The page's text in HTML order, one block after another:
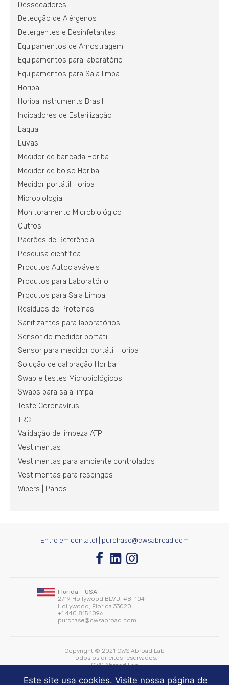
Dessecadores
Detecção de Alérgenos
Detergentes e Desinfetantes
Equipamentos de Amostragem
Equipamentos para laboratório
Equipamentos para Sala limpa
Horiba
Horiba Instruments Brasil
Indicadores de Esterilização
Laqua
Luvas
Medidor de bancada Horiba
Medidor de bolso Horiba
Medidor portátil Horiba
Microbiologia
Monitoramento Microbiológico
Outros
Padrões de Referência
Pesquisa científica
Produtos Autoclaváveis
Produtos para Laboratório
Produtos para Sala Limpa
Resíduos de Proteínas
Sanitizantes para laboratórios
Sensor do medidor portátil
Sensor para medidor portátil Horiba
Solução de calibração Horiba
Swab e testes Microbiológicos
Swabs para sala limpa
Teste Coronavírus
TRC
Validação de limpeza ATP
Vestimentas
Vestimentas para ambiente controlados
Vestimentas para respingos
Wipers | Panos
Entre em contato! | purchase@cwsabroad.com
Copyright © 2021 CWS Abroad Lab
Todos os direitos reservados.
CWS Abroad Lab
Mantido by:SEO Planejamento
Florida – USA
2719 Hollywood BLVD, #B-104
Hollywood, Florida 33020
+1 440 815 1096
purchase@cwsabroad.com
Este site usa cookies. Visite nossa página de